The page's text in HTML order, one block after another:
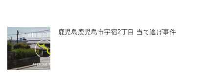
鹿児島鹿児島市宇宿2丁目 当て逃げ事件